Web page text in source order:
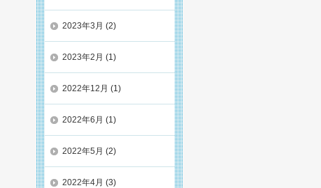
2023年3月 (2)
2023年2月 (1)
2022年12月 (1)
2022年6月 (1)
2022年5月 (2)
2022年4月 (3)